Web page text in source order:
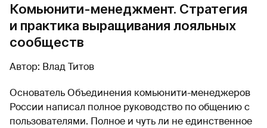
Комьюнити-менеджмент. Стратегия
и практика выращивания лояльных
сообществ
Автор: Влад Титов
Основатель Объединения комьюнити-менеджеров
России написал полное руководство по общению с
пользователями. Полное и чуть ли не единственное